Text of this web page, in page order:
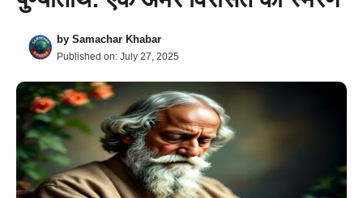
by Samachar Khabar
Published on: July 27, 2025